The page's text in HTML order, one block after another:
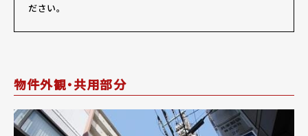
ださい。
物件外観・共用部分